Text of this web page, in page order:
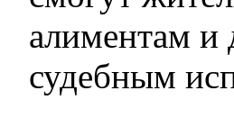
алиментам и
судебным